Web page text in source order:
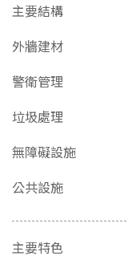
主要結構
外牆建材
警衛管理
垃圾處理
無障礙設施
公共設施
主要特色